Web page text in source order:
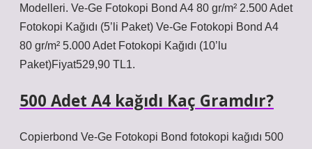
Modelleri. Ve-Ge Fotokopi Bond A4 80 gr/m² 2.500 Adet
Fotokopi Kağıdı (5’li Paket) Ve-Ge Fotokopi Bond A4
80 gr/m² 5.000 Adet Fotokopi Kağıdı (10’lu
Paket)Fiyat529,90 TL1.
500 Adet A4 kağıdı Kaç Gramdır?
Copierbond Ve-Ge Fotokopi Bond fotokopi kağıdı 500